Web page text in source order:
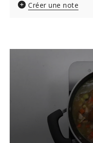
Créer une note